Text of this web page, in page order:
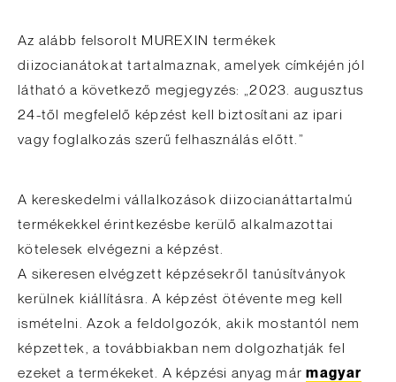
Az alább felsorolt MUREXIN termékek
diizocianátokat tartalmaznak, amelyek címkéjén jól
látható a következő megjegyzés: „2023. augusztus
24-től megfelelő képzést kell biztosítani az ipari
vagy foglalkozás szerű felhasználás előtt.”
A kereskedelmi vállalkozások diizocianáttartalmú
termékekkel érintkezésbe kerülő alkalmazottai
kötelesek elvégezni a képzést.
A sikeresen elvégzett képzésekről tanúsítványok
kerülnek kiállításra. A képzést ötévente meg kell
ismételni. Azok a feldolgozók, akik mostantól nem
képzettek, a továbbiakban nem dolgozhatják fel
ezeket a termékeket. A képzési anyag már magyar